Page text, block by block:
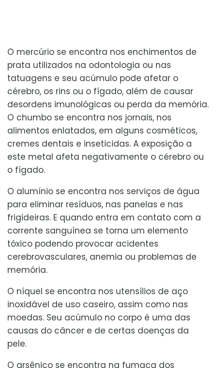
O mercúrio se encontra nos enchimentos de
prata utilizados na odontologia ou nas
tatuagens e seu acúmulo pode afetar o
cérebro, os rins ou o fígado, além de causar
desordens imunológicas ou perda da memória.
O chumbo se encontra nos jornais, nos
alimentos enlatados, em alguns cosméticos,
cremes dentais e inseticidas. A exposição a
este metal afeta negativamente o cérebro ou
o fígado.
O alumínio se encontra nos serviços de água
para eliminar resíduos, nas panelas e nas
frigideiras. E quando entra em contato com a
corrente sanguínea se torna um elemento
tóxico podendo provocar acidentes
cerebrovasculares, anemia ou problemas de
memória.
O níquel se encontra nos utensílios de aço
inoxidável de uso caseiro, assim como nas
moedas. Seu acúmulo no corpo é uma das
causas do câncer e de certas doenças da
pele.
O arsênico se encontra na fumaça dos